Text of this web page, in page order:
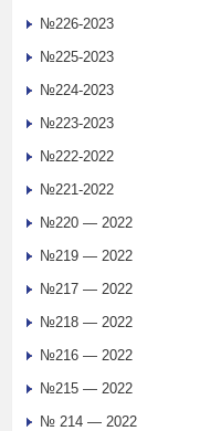
№226-2023
№225-2023
№224-2023
№223-2023
№222-2022
№221-2022
№220 — 2022
№219 — 2022
№217 — 2022
№218 — 2022
№216 — 2022
№215 — 2022
№ 214 — 2022